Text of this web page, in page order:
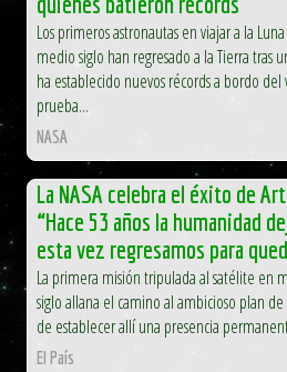
Los primeros astronautas en viajar a la
medio siglo han regresado a la Tierra tras
ha establecido nuevos récords a bordo
prueba...
NASA
La NASA celebra el éxito de
“Hace 53 años la humanidad
esta vez regresamos para
La primera misión tripulada al satélite en
siglo allana el camino al ambicioso plan de
de establecer allí una presencia
El País